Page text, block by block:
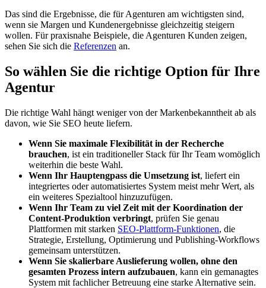
Das sind die Ergebnisse, die für Agenturen am wichtigsten sind,
wenn sie Margen und Kundenergebnisse gleichzeitig steigern
wollen. Für praxisnahe Beispiele, die Agenturen Kunden zeigen,
sehen Sie sich die Referenzen an.
So wählen Sie die richtige Option für Ihre
Agentur
Die richtige Wahl hängt weniger von der Markenbekanntheit ab als
davon, wie Sie SEO heute liefern.
Wenn Sie maximale Flexibilität in der Recherche
brauchen, ist ein traditioneller Stack für Ihr Team womöglich
weiterhin die beste Wahl.
Wenn Ihr Hauptengpass die Umsetzung ist, liefert ein
integriertes oder automatisiertes System meist mehr Wert, als
ein weiteres Spezialtool hinzuzufügen.
Wenn Ihr Team zu viel Zeit mit der Koordination der
Content‑Produktion verbringt, prüfen Sie genau
Plattformen mit starken SEO‑Plattform‑Funktionen, die
Strategie, Erstellung, Optimierung und Publishing‑Workflows
gemeinsam unterstützen.
Wenn Sie skalierbare Auslieferung wollen, ohne den
gesamten Prozess intern aufzubauen, kann ein gemanagtes
System mit fachlicher Betreuung eine starke Alternative sein.